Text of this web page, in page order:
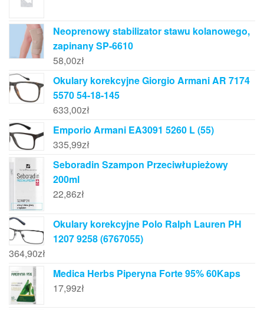
Neoprenowy stabilizator stawu kolanowego,
zapinany SP-6610
58,00zł
Okulary korekcyjne Giorgio Armani AR 7174
5570 54-18-145
633,00zł
Emporio Armani EA3091 5260 L (55)
335,99zł
Seboradin Szampon Przeciwłupieżowy
200ml
22,86zł
Okulary korekcyjne Polo Ralph Lauren PH
1207 9258 (6767055)
364,90zł
Medica Herbs Piperyna Forte 95% 60Kaps
17,99zł